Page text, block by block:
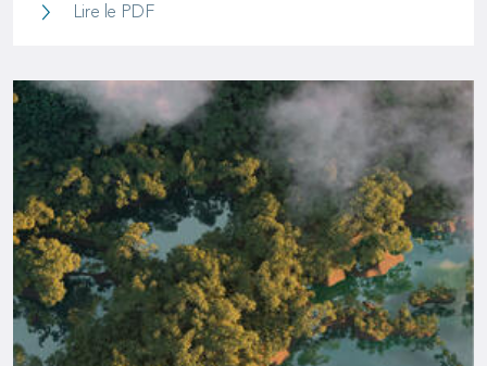
Lire le PDFSustainable Business Report 2025